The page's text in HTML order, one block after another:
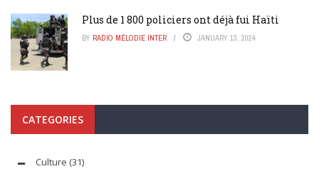
Plus de 1 800 policiers ont déjà fui Haïti
BY RADIO MÉLODIE INTER JANUARY 13, 2024
CATEGORIES
Culture (31)